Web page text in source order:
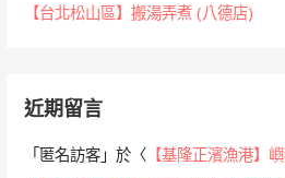
【台北松山區】搬湯弄煮 (八德店)
近期留言
「匿名訪客 」於〈 【基隆正濱漁港】